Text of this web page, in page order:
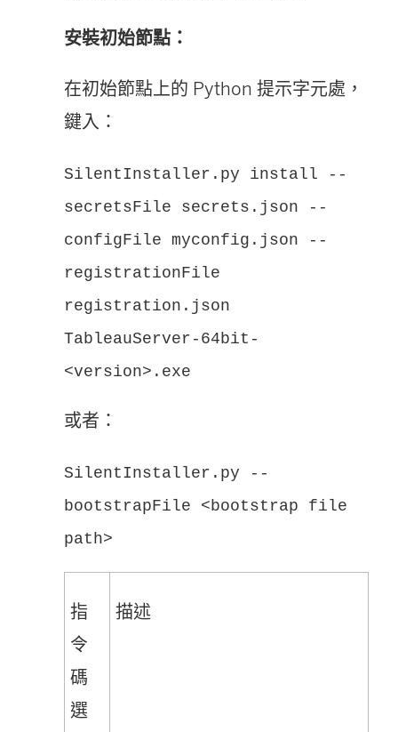
安裝初始節點：
在初始節點上的 Python 提示字元處，
鍵入：
SilentInstaller.py install --
secretsFile secrets.json --
configFile myconfig.json --
registrationFile
registration.json
TableauServer-64bit-
<version>.exe
或者：
SilentInstaller.py --
bootstrapFile <bootstrap file
path>
指
令
碼
選
描述